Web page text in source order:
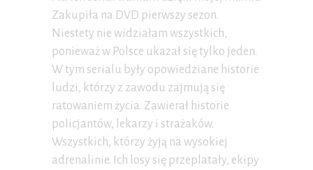
Zakupiła na DVD pierwszy sezon.
Niestety nie widziałam wszystkich,
ponieważ w Polsce ukazał się tylko jeden.
W tym serialu były opowiedziane historie
ludzi, którzy z zawodu zajmują się
ratowaniem życia. Zawierał historie
policjantów, lekarzy i strażaków.
Wszystkich, którzy żyją na wysokiej
adrenalinie. Ich losy się przeplatały, ekipy